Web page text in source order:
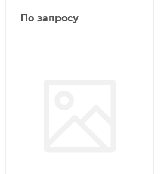
По запросу